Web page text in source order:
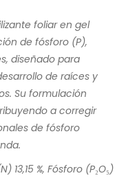
foliar en gel
de fósforo (P),
diseñado para
de raíces y
Su formulación
a corregir
de fósforo
%, Fósforo (P₂O₅)